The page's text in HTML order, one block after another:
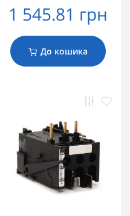
1 545.81 грн
До кошика